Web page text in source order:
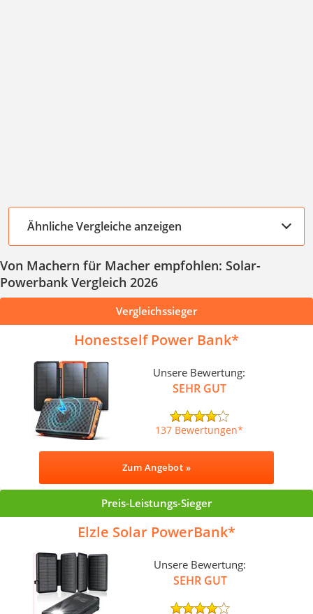
Ähnliche Vergleiche anzeigen
Von Machern für Macher empfohlen: Solar-
Powerbank Vergleich 2026
Vergleichssieger
Honestself Power Bank
Unsere Bewertung:
SEHR GUT
137 Bewertungen
Zum Angebot »
Preis-Leistungs-Sieger
Elzle Solar PowerBank
Unsere Bewertung:
SEHR GUT